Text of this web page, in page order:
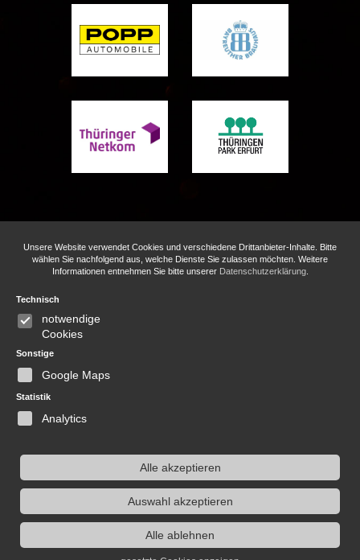
FAQ
Newsletter Anmeldung
Unsere Website verwendet Cookies und verschiedene Drittanbieter-Inhalte. Bitte
wählen Sie nachfolgend aus, welche Dienste Sie zulassen möchten. Weitere
Informationen entnehmen Sie bitte unserer Datenschutzerklärung.
Technisch
notwendige
Cookies
Sonstige
Google Maps
Statistik
Analytics
Alle akzeptieren
Auswahl akzeptieren
Alle ablehnen